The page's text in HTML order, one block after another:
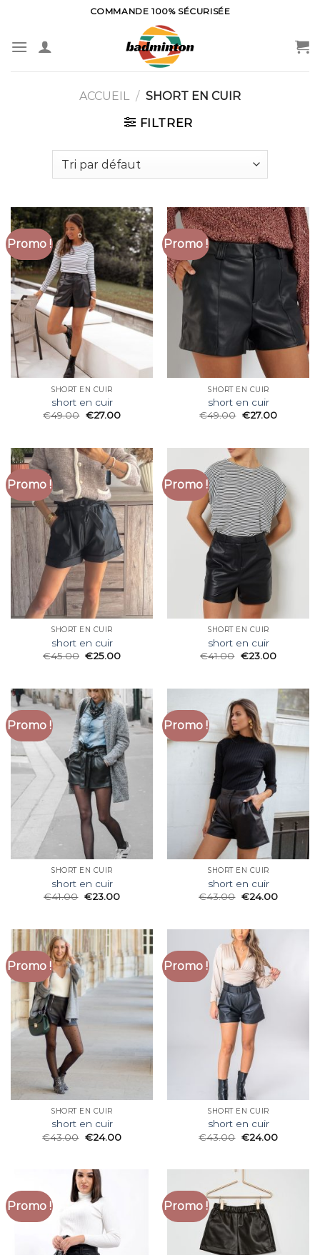
content
COMMANDE 100% SÉCURISÉE
ACCUEIL / SHORT EN CUIR
FILTRER
Promo !
SHORT EN CUIR
short en cuir
€49.00 €27.00
Promo !
SHORT EN CUIR
short en cuir
€49.00 €27.00
Promo !
SHORT EN CUIR
short en cuir
€45.00 €25.00
Promo !
SHORT EN CUIR
short en cuir
€41.00 €23.00
Promo !
SHORT EN CUIR
short en cuir
€41.00 €23.00
Promo !
SHORT EN CUIR
short en cuir
€43.00 €24.00
Promo !
SHORT EN CUIR
short en cuir
€43.00 €24.00
Promo !
SHORT EN CUIR
short en cuir
€43.00 €24.00
Promo ! Promo !